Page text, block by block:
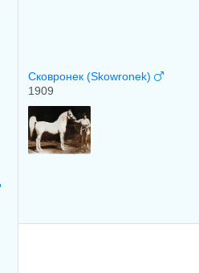
Сковронек (Skowronek)
1909